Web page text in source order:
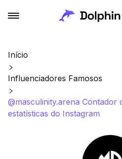
Início
Influenciadores Famosos
@masculinity.arena Contador
estatísticas do Instagram